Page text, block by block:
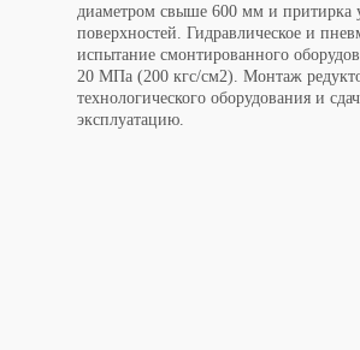
диаметром свыше 600 мм и притирка
поверхностей. Гидравлическое и
испытание смонтированного
20 МПа (200 кгс/см2). Монтаж
технологического оборудования и
эксплуатацию.